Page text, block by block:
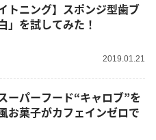
トニング】スポンジ型歯ブ
」を試してみた！
2019.01.21
ーパーフード“キャロブ”を
お菓子がカフェインゼロで